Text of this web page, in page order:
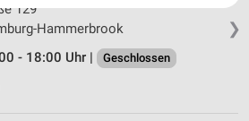
❯
129
Hammerbrook
- 18:00 Uhr |
Geschlossen
IAB-Anbieter)
Zwecke: